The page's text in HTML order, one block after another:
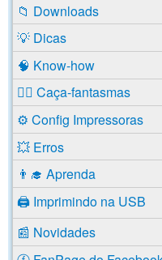
📁 Downloads
💡 Dicas
🧠 Know-how
🕵️‍♂️ Caça-fantasmas
⚙️ Config Impressoras
💥 Erros
👨‍🎓 Aprenda
🖨️ Imprimindo na USB
📰 Novidades